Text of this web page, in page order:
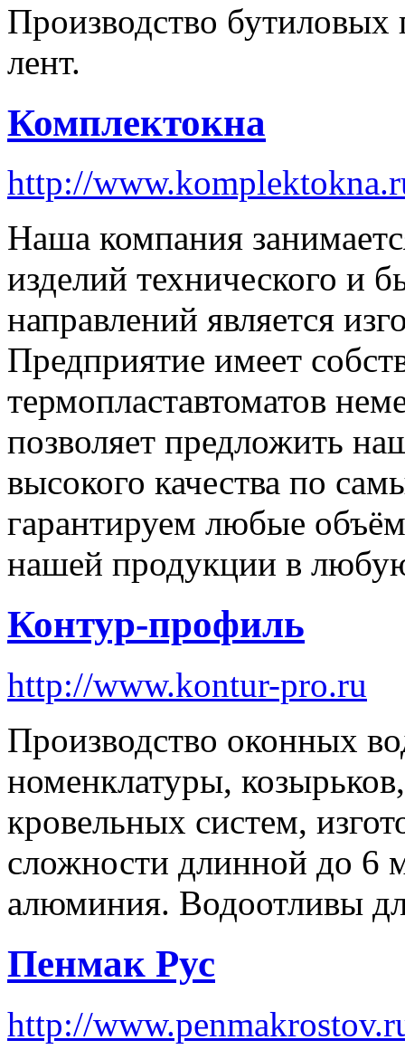
Производство
лент.
Комплектокна
http://
Наша компания
изделий технического и
направлений является
Предприятие имеет
термопластавтоматов
позволяет предложить
высокого качества по
гарантируем любые
нашей продукции в
Контур-профиль
http://www.kontur-pro.ru
Производство оконных
номенклатуры,
кровельных систем,
сложности длинной до 6
алюминия. Водоотливы
Пенмак Рус
http://